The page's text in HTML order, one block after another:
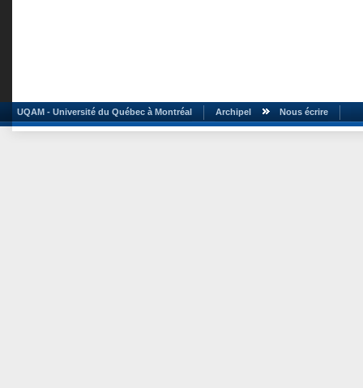
UQAM - Université du Québec à Montréal Archipel Nous écrire